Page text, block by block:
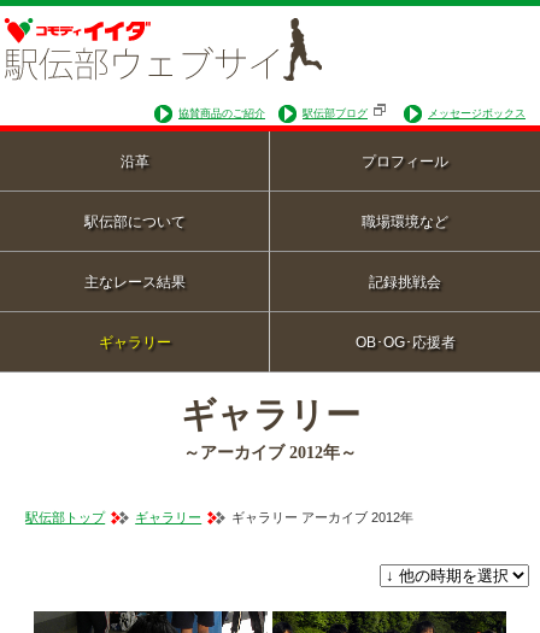
協賛商品のご紹介 駅伝部ブログ メッセージボックス
沿革 プロフィール
駅伝部について 職場環境など
主なレース結果 記録挑戦会
ギャラリー OB･OG･応援者
ギャラリー
～アーカイブ 2012年～
駅伝部トップ ギャラリー ギャラリー アーカイブ 2012年